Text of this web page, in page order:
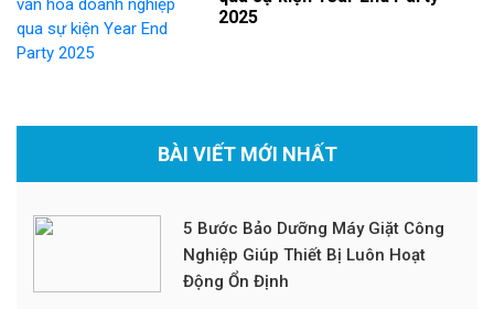
2025
BÀI VIẾT MỚI NHẤT
5 Bước Bảo Dưỡng Máy Giặt Công
Nghiệp Giúp Thiết Bị Luôn Hoạt
Động Ổn Định